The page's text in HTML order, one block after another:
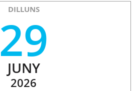
DILLUNS
29
JUNY
2026